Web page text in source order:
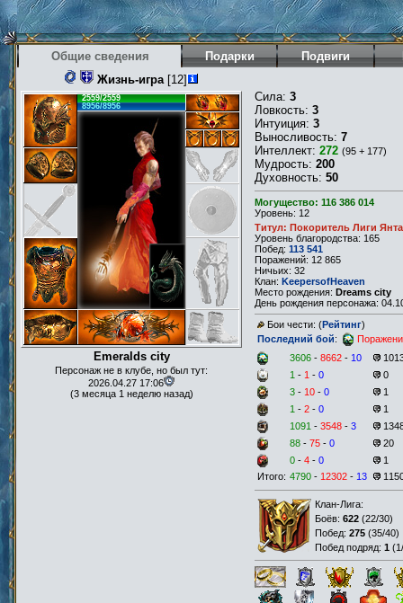
Общие сведения Подарки Подвиги
Жизнь-игра[12]
2559/2559
8956/8956
Emeralds city
Персонаж не в клубе, но был тут:
2026.04.27 17:06
(3 месяца 1 неделю назад)
Сила: 3
Ловкость: 3
Интуиция: 3
Выносливость: 7
Интеллект: 272 (95 + 177)
Мудрость: 200
Духовность: 50
Могущество: 116 386 014
Уровень: 12
Титул: Покоритель Лиги
Уровень благородства: 165
Побед: 113 541
Поражений: 12 865
Ничьих: 32
Клан: KeepersofHeaven
Место рождения: Dreams city
День рождения персонажа:
Бои чести: (Рейтинг)
Последний бой:
3606 - 8662 - 10
1 - 1 - 0
0
3 - 10 - 0
1
1 - 2 - 0
1
1091 - 3548 - 3
88 - 75 - 0
20
0 - 4 - 0
1
Итого: 4790 - 12302 - 13
Клан-Лига:
Боёв: 622 (22/30)
Побед: 275 (35/40)
Побед подряд: 1 (